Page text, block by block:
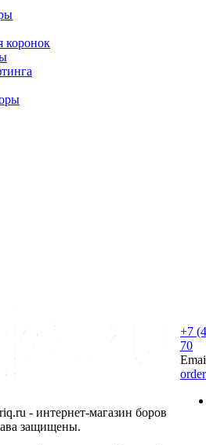
коронок
- интернет-магазин боров
защищены.
+7
70